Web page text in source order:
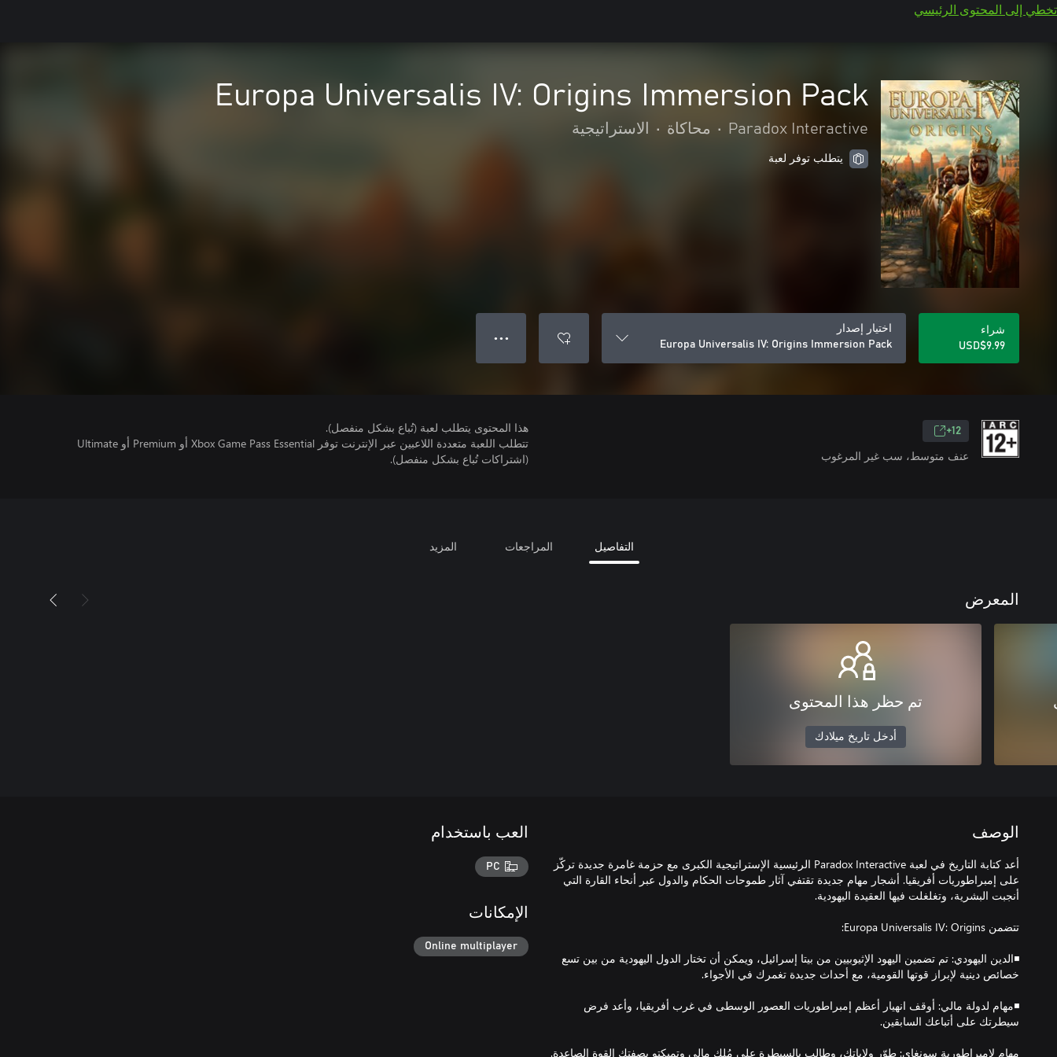
تخطي إلى المحتوى الرئيسي
Europa Universalis IV: Origins Immersion Pack
Paradox Interactive
• محاكاة • الاستراتيجية
يتطلب توفر لعبة
شراء
USD$9.99
اختيار إصدار
Europa Universalis IV: Origins Immersion Pack
● ● ●
12+
عنف متوسط، سب غير المرغوب
هذا المحتوى يتطلب لعبة (تُباع بشكل منفصل).
تتطلب اللعبة متعددة اللاعبين عبر الإنترنت توفر Xbox Game Pass Essential أو Premium أو Ultimate
(اشتراكات تُباع بشكل منفصل).
التفاصيل المراجعات المزيد
المعرض
تم حظر هذا المحتوى
أدخل تاريخ ميلادك
الوصف
أعد كتابة التاريخ في لعبة Paradox Interactive الرئيسية الإستراتيجية الكبرى مع حزمة غامرة جديدة تركّز
على إمبراطوريات أفريقيا. أشجار مهام جديدة تقتفي آثار طموحات الحكام والدول عبر أنحاء القارة التي
◾الدين اليهودي: تم تضمين اليهود الإثيوبيين من بيتا إسرائيل، ويمكن أن تختار الدول اليهودية من بين تسع
◾مهام لدولة مالي: أوقف انهيار أعظم إمبراطوريات العصور الوسطى في غرب أفريقيا، وأعد فرض
العب باستخدام
PC
الإمكانات
Online multiplayer